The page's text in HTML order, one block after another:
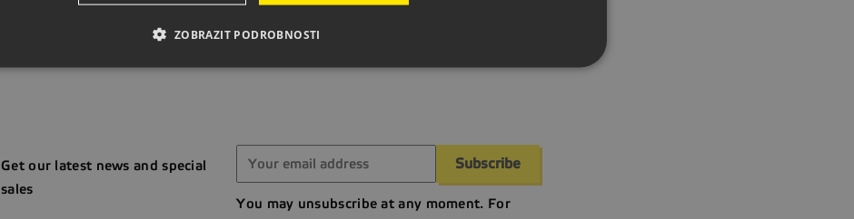
Showing 1-1 of 1 item(s)
Get our latest news and special
sales
You may unsubscribe at any moment. For
ZOBRAZIT PODROBNOSTI